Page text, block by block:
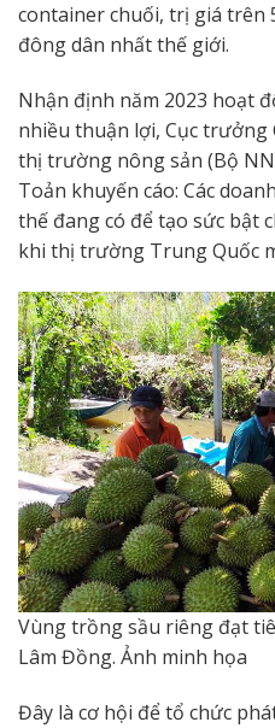
container chuối, trị giá
đông dân nhất thế giới.
Nhận định năm 2023 hoạt
nhiều thuận lợi, Cục trưởng
thị trường nông sản (Bộ
Toản khuyến cáo: Các
thế đang có để tạo sức bật
khi thị trường Trung Quốc
Vùng trồng sầu riêng đạt
Lâm Đồng. Ảnh minh họa
Đây là cơ hội để tổ chức